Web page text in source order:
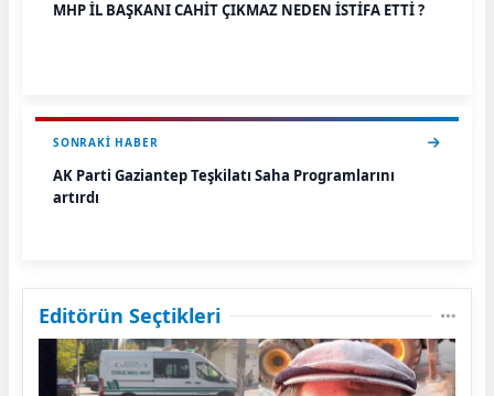
MHP İL BAŞKANI CAHİT ÇIKMAZ NEDEN İSTİFA ETTİ ?
SONRAKI HABER
AK Parti Gaziantep Teşkilatı Saha Programlarını
artırdı
Editörün Seçtikleri